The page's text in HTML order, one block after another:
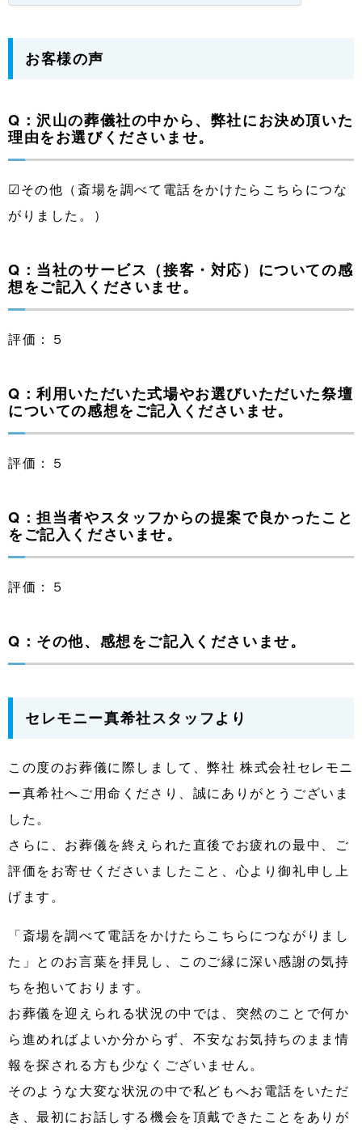
お客様の声
Q：沢山の葬儀社の中から、弊社にお決め頂いた
理由をお選びくださいませ。
☑その他（斎場を調べて電話をかけたらこちらにつな
がりました。）
Q：当社のサービス（接客・対応）についての感
想をご記入くださいませ。
評価：５
Q：利用いただいた式場やお選びいただいた祭壇
についての感想をご記入くださいませ。
評価：５
Q：担当者やスタッフからの提案で良かったこと
をご記入くださいませ。
評価：５
Q：その他、感想をご記入くださいませ。
セレモニー真希社スタッフより
この度のお葬儀に際しまして、弊社 株式会社セレモニ
ー真希社へご用命くださり、誠にありがとうございま
した。
さらに、お葬儀を終えられた直後でお疲れの最中、ご
評価をお寄せくださいましたこと、心より御礼申し上
げます。
「斎場を調べて電話をかけたらこちらにつながりまし
た」とのお言葉を拝見し、このご縁に深い感謝の気持
ちを抱いております。
お葬儀を迎えられる状況の中では、突然のことで何か
ら進めればよいか分からず、不安なお気持ちのまま情
報を探される方も少なくございません。
そのような大変な状況の中で私どもへお電話をいただ
き、最初にお話しする機会を頂戴できたことをありが